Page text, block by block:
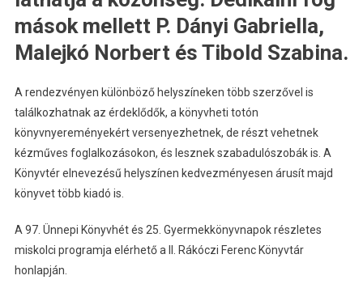
mások mellett P. Dányi Gabriella,
Malejkó Norbert és Tibold Szabina.
A rendezvényen különböző helyszíneken több szerzővel is
találkozhatnak az érdeklődők, a könyvheti totón
könyvnyereményekért versenyezhetnek, de részt vehetnek
kézműves foglalkozásokon, és lesznek szabadulószobák is. A
Könyvtér elnevezésű helyszínen kedvezményesen árusít majd
könyvet több kiadó is.
A 97. Ünnepi Könyvhét és 25. Gyermekkönyvnapok részletes
miskolci programja elérhető a II. Rákóczi Ferenc Könyvtár
honlapján.